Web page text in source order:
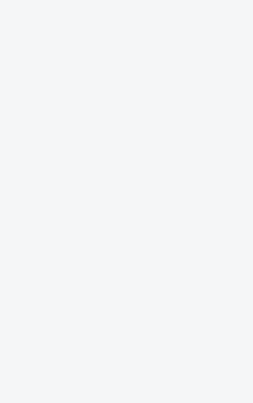
ce fichier", a renchéri l’UMP Hervé
Le ministre délégué du Budget Bernard
"Vous venez par votre manoeuvre de
Affirmant que "le gouvernement est
fraude" et que "ce fichier nous est
nécessité", il a considéré qu’"il ne faut
crée le sentiment que la suspicion est
L’Assemblée avait rejeté plus tôt un
de la commission des Finances visant à
déclarations annuelles comme base du
partir des souscriptions ou des rachats
Une question, un